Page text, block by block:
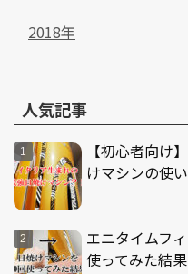
2018年
人気記事
【初心者向け
けマシンの使
エニタイムフ
使ってみた結果